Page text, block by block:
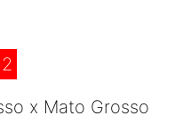
x Mato Grosso